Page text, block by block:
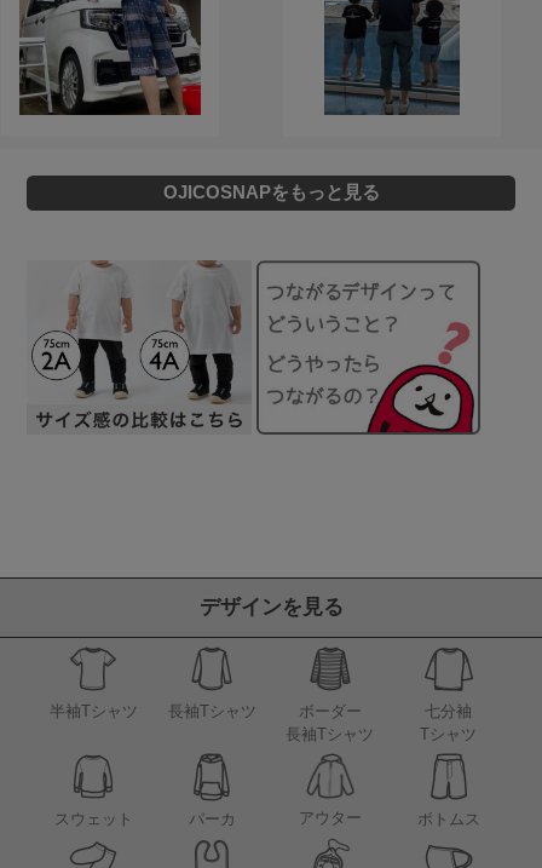
OJICOSNAPをもっと見る
デザインを見る
半袖Tシャツ 長袖Tシャツ
ボーダー
長袖Tシャツ
七分袖
Tシャツ
スウェット パーカ アウター ボトムス